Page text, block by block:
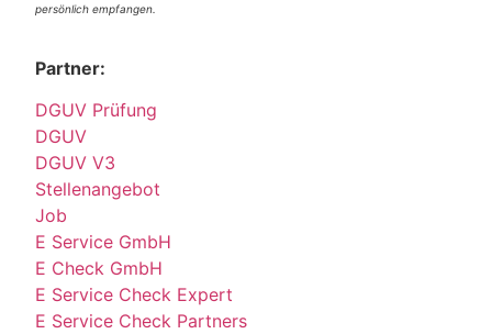
persönlich empfangen.
Partner:
DGUV Prüfung
DGUV
DGUV V3
Stellenangebot
Job
E Service GmbH
E Check GmbH
E Service Check Expert
E Service Check Partners